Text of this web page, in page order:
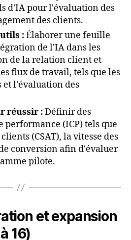
d'IA pour l'évaluation des
des clients.
:Élaborer une feuille
de l'IA dans les
de la relation client et
flux de travail, tels que les
et l'évaluation des
réussir :Définir des
performance (ICP) tels que
(CSAT), la vitesse des
conversion afin d'évaluer
pilote.
et expansion
16)